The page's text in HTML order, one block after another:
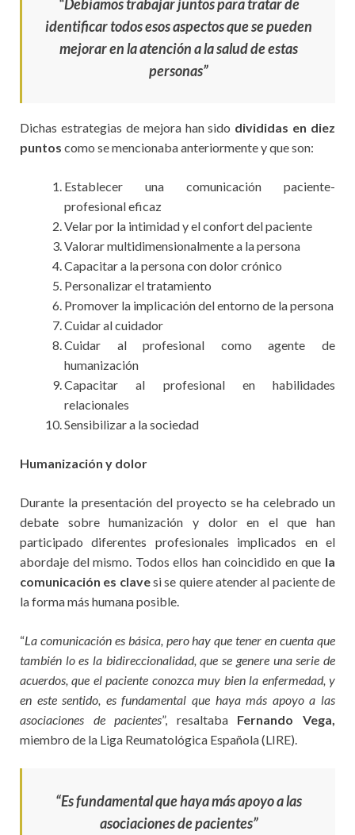
“Debíamos trabajar juntos para tratar de
identificar todos esos aspectos que se pueden
mejorar en la atención a la salud de estas
personas”
Dichas estrategias de mejora han sido divididas en diez
puntos como se mencionaba anteriormente y que son:
Establecer una comunicación paciente-
profesional eficaz
Velar por la intimidad y el confort del paciente
Valorar multidimensionalmente a la persona
Capacitar a la persona con dolor crónico
Personalizar el tratamiento
Promover la implicación del entorno de la persona
Cuidar al cuidador
Cuidar al profesional como agente de
humanización
Capacitar al profesional en habilidades
relacionales
Sensibilizar a la sociedad
Humanización y dolor
Durante la presentación del proyecto se ha celebrado un
debate sobre humanización y dolor en el que han
participado diferentes profesionales implicados en el
abordaje del mismo. Todos ellos han coincidido en que la
comunicación es clavesi se quiere atender al paciente de
la forma más humana posible.
“La comunicación es básica, pero hay que tener en cuenta que
también lo es la bidireccionalidad, que se genere una serie de
acuerdos, que el paciente conozca muy bien la enfermedad, y
en este sentido, es fundamental que haya más apoyo a las
asociaciones de pacientes”, resaltaba Fernando Vega,
miembro de la Liga Reumatológica Española (LIRE).
“Es fundamental que haya más apoyo a las
asociaciones de pacientes”